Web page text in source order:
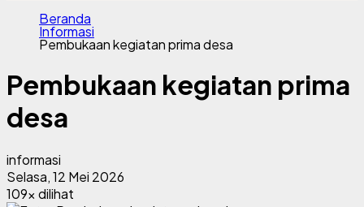
Beranda
Informasi
Pembukaan kegiatan prima desa
Pembukaan kegiatan prima
desa
informasi
Selasa, 12 Mei 2026
109x dilihat